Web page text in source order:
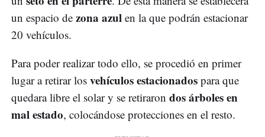
un espacio de zona azul en la que podrán estacionar
20 vehículos.
Para poder realizar todo ello, se procedió en primer
lugar a retirar los vehículos estacionados para que
quedara libre el solar y se retiraron dos árboles en
mal estado, colocándose protecciones en el resto.